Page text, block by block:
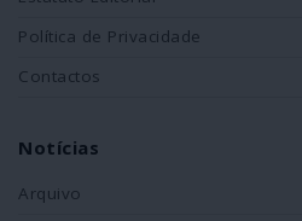
Política de Privacidade
Contactos
Notícias
Arquivo